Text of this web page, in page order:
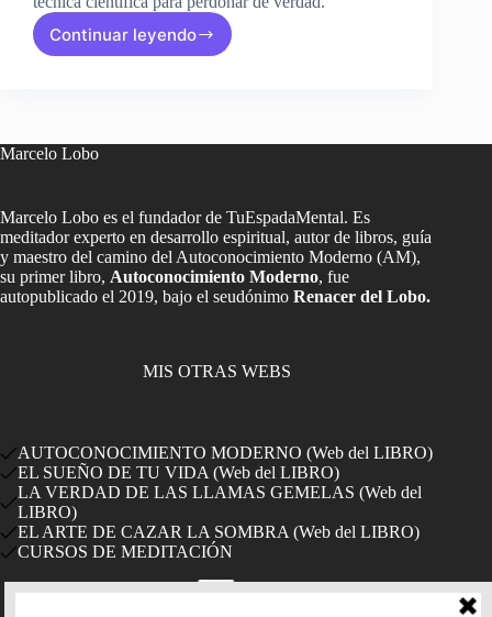
Continuar leyendo
Cómo
Marcelo Lobo
Marcelo Lobo es el fundador de TuEspadaMental. Es
meditador experto en desarrollo espiritual, autor de libros, guía
y maestro del camino del Autoconocimiento Moderno (AM),
su primer libro, Autoconocimiento Moderno, fue
autopublicado el 2019, bajo el seudónimo Renacer del Lobo.
MIS OTRAS WEBS
AUTOCONOCIMIENTO MODERNO (Web del LIBRO)
EL SUEÑO DE TU VIDA (Web del LIBRO)
LA VERDAD DE LAS LLAMAS GEMELAS (Web del
LIBRO)
EL ARTE DE CAZAR LA SOMBRA (Web del LIBRO)
CURSOS DE MEDITACIÓN